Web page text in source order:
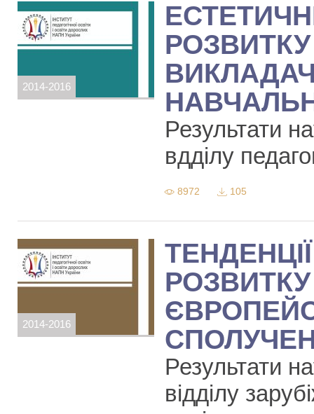
2014-2016
Результати
вдділу
8972 105
2014-2016
РОЗВИТКУ
Результати
відділу